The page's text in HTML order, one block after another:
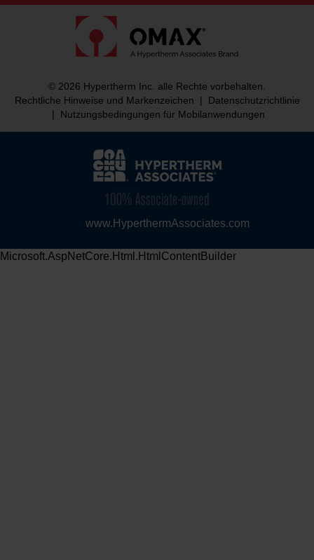
© 2026 Hypertherm Inc. alle Rechte vorbehalten.
Rechtliche Hinweise und Markenzeichen
|
Datenschutzrichtlinie
|
Nutzungsbedingungen für Mobilanwendungen
www.HyperthermAssociates.com
Microsoft.AspNetCore.Html.HtmlContentBuilder